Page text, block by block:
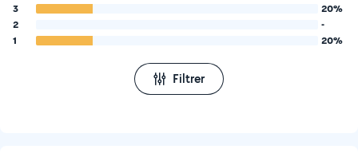
3
20%
2
-
1
20%
Filtrer